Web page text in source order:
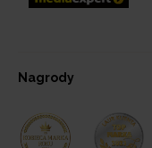
Nagrody